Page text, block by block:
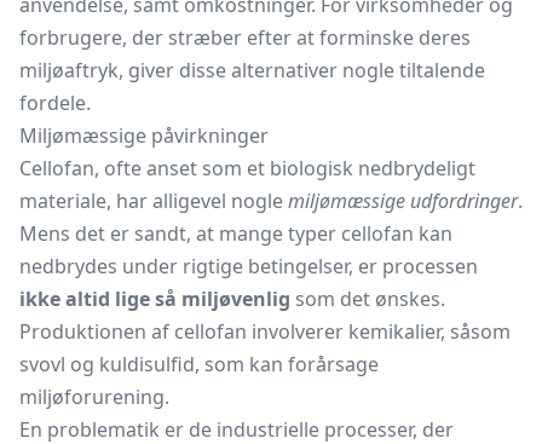
forbrugere, der stræber efter at forminske deres
miljøaftryk, giver disse alternativer nogle tiltalende
fordele.
Miljømæssige påvirkninger
Cellofan, ofte anset som et biologisk nedbrydeligt
materiale, har alligevel noglemiljømæssige udfordringer.
Mens det er sandt, at mange typer cellofan kan
nedbrydes under rigtige betingelser, er processen
ikke altid lige så miljøvenlig som det ønskes.
Produktionen af cellofan involverer kemikalier, såsom
svovl og kuldisulfid, som kan forårsage
miljøforurening.
En problematik er de industrielle processer, der